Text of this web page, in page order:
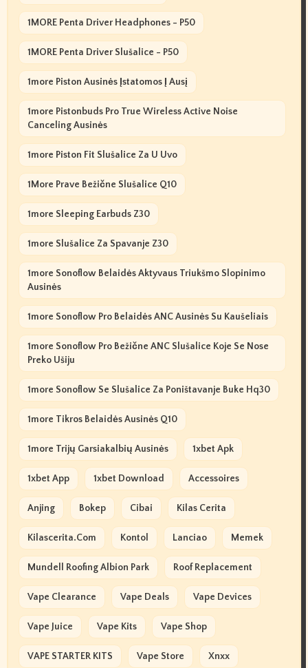
1MORE Penta Driver Headphones - P50
1MORE Penta Driver Slušalice - P50
1more Piston Ausinės Įstatomos Į Ausį
1more Pistonbuds Pro True Wireless Active Noise
Canceling Ausinės
1more Piston Fit Slušalice Za U Uvo
1More Prave Bežične Slušalice Q10
1more Sleeping Earbuds Z30
1more Slušalice Za Spavanje Z30
1more Sonoflow Belaidės Aktyvaus Triukšmo Slopinimo
Ausinės
1more Sonoflow Pro Belaidės ANC Ausinės Su Kaušeliais
1more Sonoflow Pro Bežične ANC Slušalice Koje Se Nose
Preko Ušiju
1more Sonoflow Se Slušalice Za Poništavanje Buke Hq30
1more Tikros Belaidės Ausinės Q10
1more Trijų Garsiakalbių Ausinės 1xbet Apk
1xbet App 1xbet Download Accessoires
Anjing Bokep Cibai Kilas Cerita
Kilascerita.com Kontol Lanciao Memek
Mundell Roofing Albion Park Roof Replacement
Vape Clearance Vape Deals Vape Devices
Vape Juice Vape Kits Vape Shop
VAPE STARTER KITS Vape Store Xnxx